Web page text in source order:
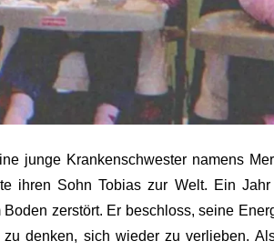
junge Krankenschwester namens
ihren Sohn Tobias zur Welt. Ein
zerstört. Er beschloss, seine
denken, sich wieder zu verlieben.